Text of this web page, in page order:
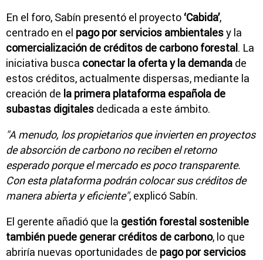
En el foro, Sabín presentó el proyecto ‘Cabida’,
centrado en el pago por servicios ambientalesy la
comercialización de créditos de carbono forestal. La
iniciativa busca conectar la oferta y la demanda de
estos créditos, actualmente dispersas, mediante la
creación de la primera plataforma española de
subastas digitales dedicada a este ámbito.
"A menudo, los propietarios que invierten en proyectos
de absorción de carbono no reciben el retorno
esperado porque el mercado es poco transparente.
Con esta plataforma podrán colocar sus créditos de
manera abierta y eficiente", explicó Sabín.
El gerente añadió que la gestión forestal sostenible
también puede generar créditos de carbono, lo que
abriría nuevas oportunidades de pago por servicios